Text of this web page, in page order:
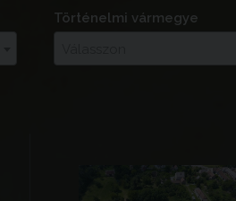
Történelmi vármegye